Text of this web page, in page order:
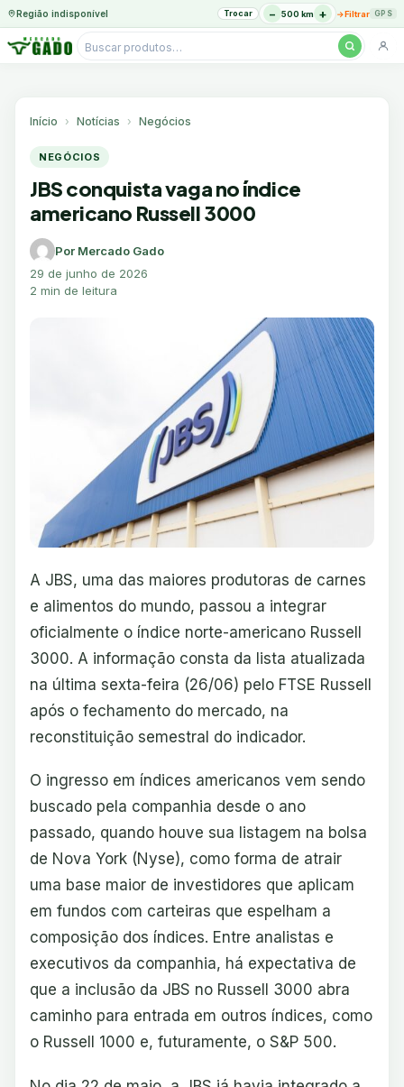
Região indisponível Trocar − 500 km + →Filtrar GPS
Pesquisar
Início Notícias Negócios
NEGÓCIOS
JBS conquista vaga no índice
americano Russell 3000
Por Mercado Gado
29 de junho de 2026
2 min de leitura
A JBS, uma das maiores produtoras de carnes
e alimentos do mundo, passou a integrar
oficialmente o índice norte-americano Russell
3000. A informação consta da lista atualizada
na última sexta-feira (26/06) pelo FTSE Russell
após o fechamento do mercado, na
reconstituição semestral do indicador.
O ingresso em índices americanos vem sendo
buscado pela companhia desde o ano
passado, quando houve sua listagem na bolsa
de Nova York (Nyse), como forma de atrair
uma base maior de investidores que aplicam
em fundos com carteiras que espelham a
composição dos índices. Entre analistas e
executivos da companhia, há expectativa de
que a inclusão da JBS no Russell 3000 abra
caminho para entrada em outros índices, como
o Russell 1000 e, futuramente, o S&P 500.